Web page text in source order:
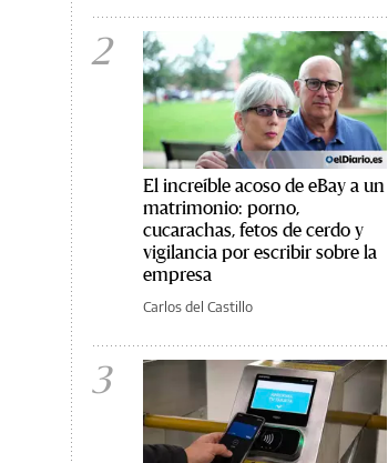
2
El increíble acoso de eBay a un
matrimonio: porno,
cucarachas, fetos de cerdo y
vigilancia por escribir sobre la
empresa
Carlos del Castillo
3